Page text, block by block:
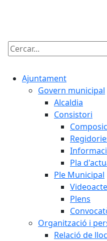
Cercar:
Ajuntament
Govern municipal
Alcaldia
Consistori
Pla
Ple Municipal
Plens
Organització i
Relació de